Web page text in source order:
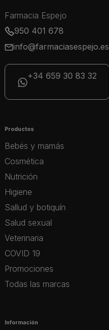
Farmacia Espejo
950 401 678
info@farmaciasespejo.es
+34 659 30 83 32
Productos
Bebés y mamás
Cosmética
Nutrición
Higiene
Sallud y botiquín
Salud sexual
Veterinaria
COVID 19
Promociones
Todas las marcas
Información